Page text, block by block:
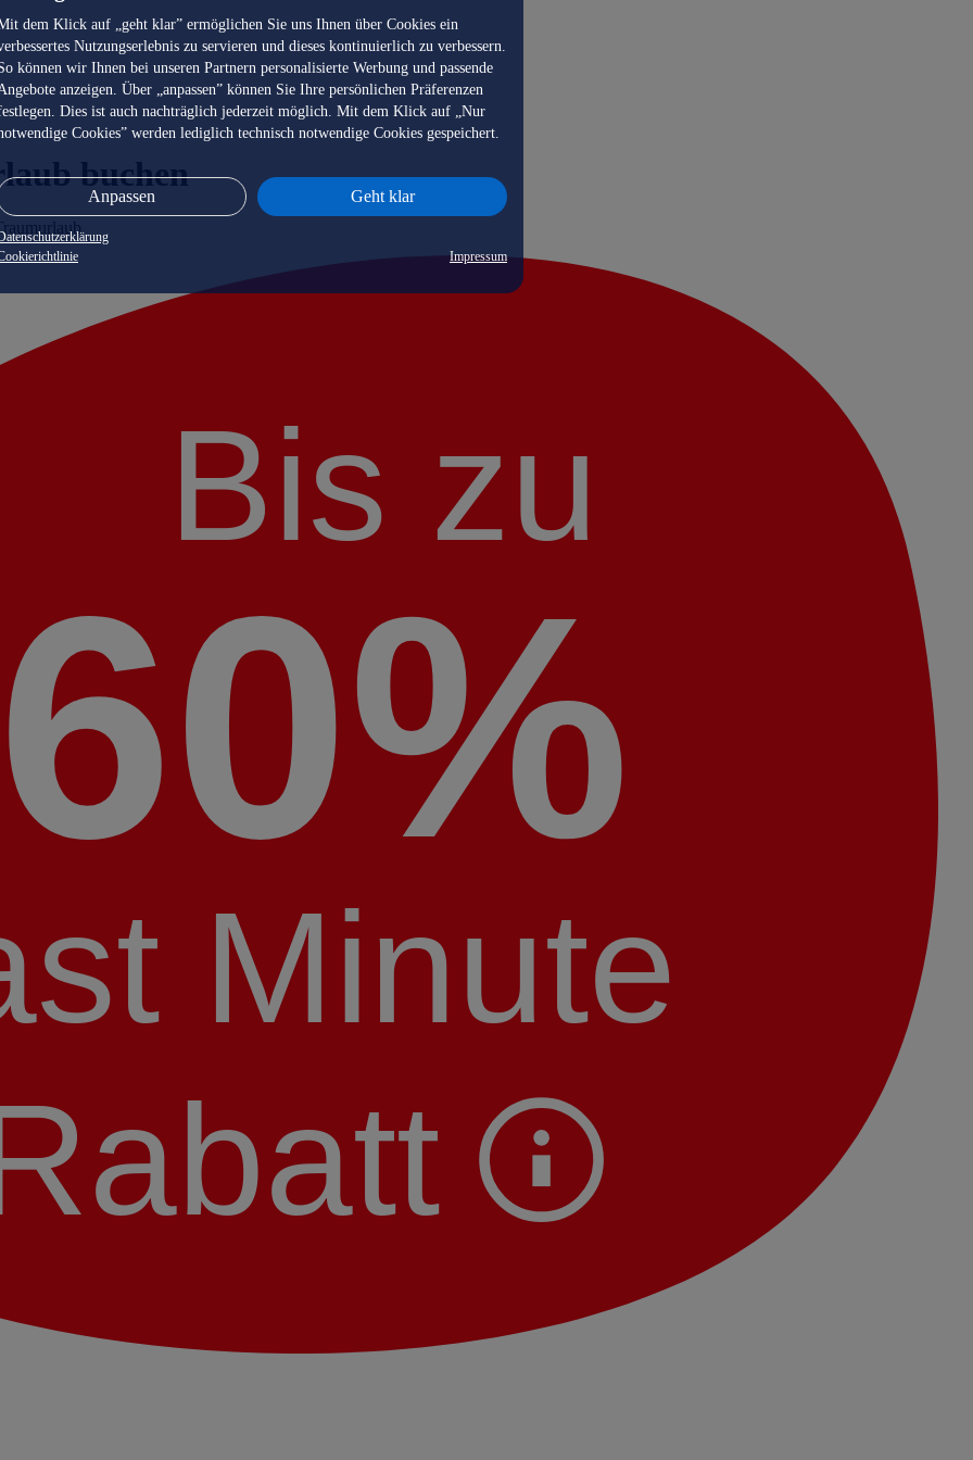
dem Klick auf „geht klar” ermöglichen Sie uns Ihnen über Cookies ein
Nutzungserlebnis zu servieren und dieses kontinuierlich zu verbessern.
können wir Ihnen bei unseren Partnern personalisierte Werbung und passende
anzeigen. Über „anpassen” können Sie Ihre persönlichen Präferenzen
Dies ist auch nachträglich jederzeit möglich. Mit dem Klick auf „Nur
Cookies” werden lediglich technisch notwendige Cookies gespeichert.
Anpassen Geht klar
Impressum
buchen
Bis zu
Minute